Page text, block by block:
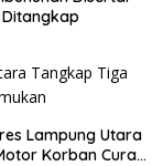
Lampung Utara
Korban Curat